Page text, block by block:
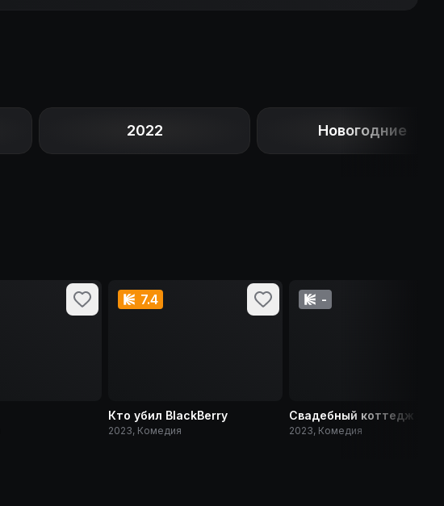
2022 Новогодние
7.4
Кто убил BlackBerry
2023, Комедия
-
Свадебный коттедж
2023, Комедия